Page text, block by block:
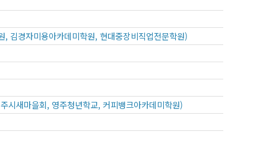
, 김경자미용아카데미학원, 현대중장비직업전문학원)
시새마을회, 영주청년학교, 커피뱅크아카데미학원)